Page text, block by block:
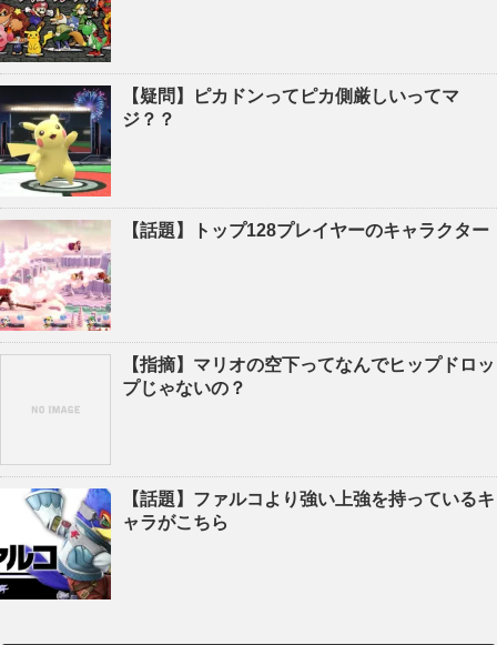
【疑問】ピカドンってピカ側厳しいってマ
ジ？？
【話題】トップ128プレイヤーのキャラクター
【指摘】マリオの空下ってなんでヒップドロッ
プじゃないの？
【話題】ファルコより強い上強を持っているキ
ャラがこちら